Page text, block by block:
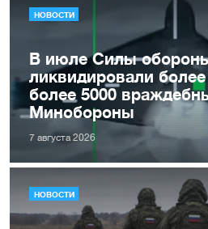
НОВОСТИ
В июле Силы
ликвидировали более
более 5000
Минобороны
7 августа 2026
НОВОСТИ